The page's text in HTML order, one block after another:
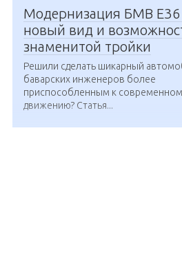
Модернизация БМВ Е36
новый вид и
знаменитой тройки
Решили сделать шикарный
баварских инженеров более
приспособленным к
движению? Статья...